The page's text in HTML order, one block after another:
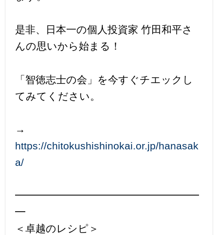
是非、日本一の個人投資家 竹田和平さ
んの思いから始まる！
「智徳志士の会」を今すぐチエックし
てみてください。
→
https://chitokushishinokai.or.jp/hanasak
a/
━━━━━━━━━━━━━━━━━━
━
＜卓越のレシピ＞